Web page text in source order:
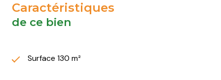
Caractéristiques
de ce bien
Surface 130 m²